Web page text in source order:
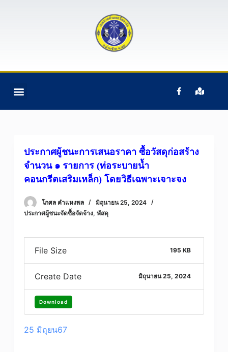
c
ประกาศผู้ชนะการเสนอราคา ซื้อวัสดุก่อสร้าง
จำนวน ๑ รายการ (ท่อระบายน้ำ
คอนกรีตเสริมเหล็ก) โดยวิธีเฉพาะเจาะจง
โกศล คําแหงพล
มิถุนายน 25, 2024
ประกาศผู้ชนะจัดซื้อจัดจ้าง, พัสดุ
File Size 195 KB
Create Date มิถุนายน 25, 2024
Download
25 มิถุยน67